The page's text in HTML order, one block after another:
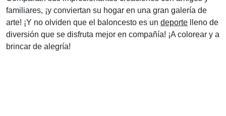
familiares, ¡y conviertan su hogar en una gran galería de
arte! ¡Y no olviden que el baloncesto es un deporte lleno de
diversión que se disfruta mejor en compañía! ¡A colorear y a
brincar de alegría!